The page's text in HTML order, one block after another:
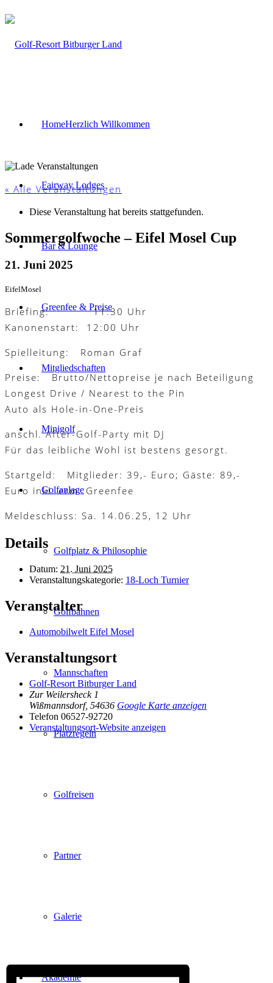
HomeHerzlich Willkommen
Fairway Lodges
Bar & Lounge
Greenfee & Preise
Mitgliedschaften
Minigolf
Golfanlage
Golfplatz & Philosophie
Golfbahnen
Mannschaften
Platzregeln
Golfreisen
Partner
Galerie
Akademie
« Alle Veranstaltungen
Diese Veranstaltung hat bereits stattgefunden.
Sommergolfwoche – Eifel Mosel Cup
21. Juni 2025
EifelMosel
Briefing: 11:30 Uhr
Kanonenstart: 12:00 Uhr
Spielleitung: Roman Graf
Preise: Brutto/Nettopreise je nach Beteiligung
Longest Drive / Nearest to the Pin
Auto als Hole-in-One-Preis
anschl. After-Golf-Party mit DJ
Für das leibliche Wohl ist bestens gesorgt.
Startgeld: Mitglieder: 39,- Euro; Gäste: 89,-
Euro inkl. erm. Greenfee
Meldeschluss: Sa. 14.06.25, 12 Uhr
Details
Datum: 21. Juni 2025
Veranstaltungskategorie: 18-Loch Turnier
Veranstalter
Automobilwelt Eifel Mosel
Veranstaltungsort
Golf-Resort Bitburger Land
Zur Weilersheck 1
Wißmannsdorf, 54636 Google Karte anzeigen
Telefon 06527-92720
Veranstaltungsort-Website anzeigen